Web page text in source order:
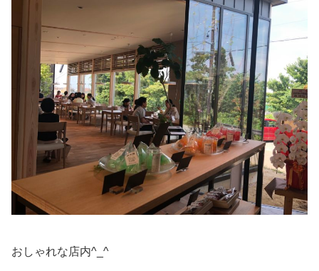
おしゃれな店内^_^